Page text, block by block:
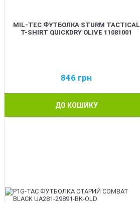
MIL-TEC ФУТБОЛКА STURM TACTICAL
T-SHIRT QUICKDRY OLIVE 11081001
846 грн
ДО КОШИКУ